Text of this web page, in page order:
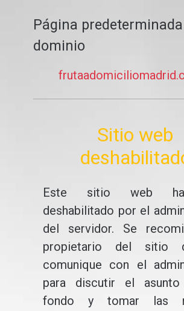
Página predeterminada
dominio
Sitio web
Este sitio web
deshabilitado por el
del servidor. Se
propietario del sitio
comunique con el
para discutir el
fondo y tomar las